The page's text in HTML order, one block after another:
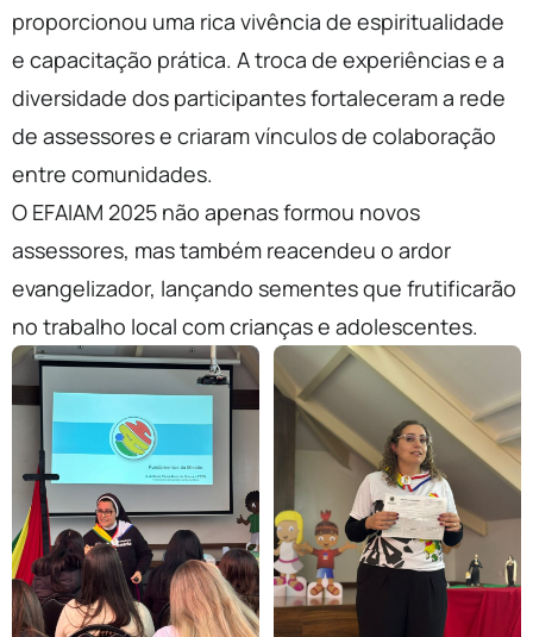
proporcionou uma rica vivência de espiritualidade
e capacitação prática. A troca de experiências e a
diversidade dos participantes fortaleceram a rede
de assessores e criaram vínculos de colaboração
entre comunidades.
O EFAIAM 2025 não apenas formou novos
assessores, mas também reacendeu o ardor
evangelizador, lançando sementes que frutificarão
no trabalho local com crianças e adolescentes.